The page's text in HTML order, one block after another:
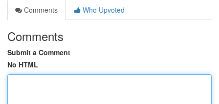
Comments
Who Upvoted
Comments
Submit a Comment
No HTML